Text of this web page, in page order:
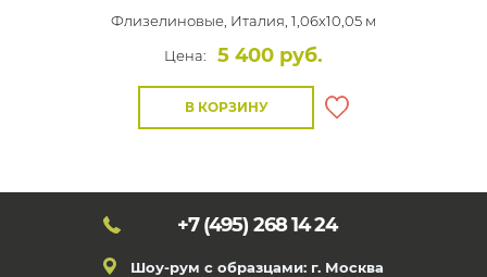
Флизелиновые, Италия, 1,06x10,05 м
Цена:
5 400 руб.
В КОРЗИНУ
+7 (495) 268 14 24
Шоу-рум с образцами: г. Москва